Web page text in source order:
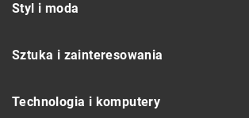
Styl i moda
Sztuka i zainteresowania
Technologia i komputery